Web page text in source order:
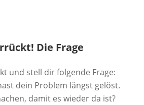
Die Frage
und stell dir folgende Frage:
dein Problem längst gelöst.
damit es wieder da ist?